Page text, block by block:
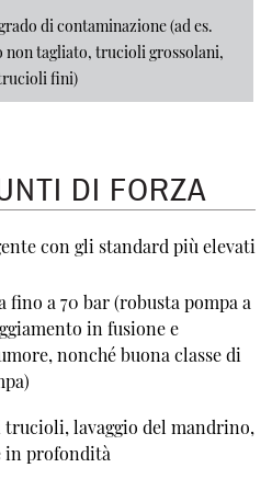
di contaminazione (ad es.
non tagliato, trucioli grossolani,
fini)
DI FORZA
con gli standard più elevati
a 70 bar (robusta pompa a
in fusione e
nonché buona classe di
trucioli, lavaggio del mandrino,
in profondità